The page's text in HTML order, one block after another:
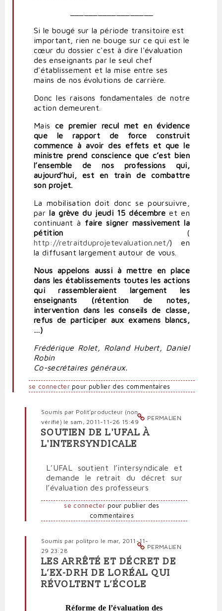
Si le bougé sur la période transitoire est
important, rien ne bouge sur ce qui est le
cœur du dossier c'est à dire l'évaluation
des enseignants par le seul chef
d'établissement et la mise entre ses
mains de nos évolutions de carrière.
Donc les raisons fondamentales de notre
action demeurent.
Mais ce premier recul met en évidence
que le rapport de force construit
commence à avoir des effets et que le
ministre prend conscience que c’est bien
l’ensemble de nos professions qui,
aujourd’hui, est en train de combattre
son projet.
La mobilisation doit donc se poursuivre,
parla grève du jeudi 15 décembreet en
continuant à faire signer massivement la
pétition (
http://retraitduprojetevaluation.net/) en
la diffusant largement autour de vous.
Nous appelons aussi à mettre en place
dans les établissements toutes les actions
qui rassembleraient largement les
enseignants (rétention de notes,
intervention dans les conseils de classe,
refus de participer aux examens blancs,
…)
Frédérique Rolet, Roland Hubert, Daniel
Robin
Co-secrétaires généraux.
se connecterpour publier des commentaires
PERMALIEN
Soumis par Polit'producteur (non
vérifié) le sam, 2011-11-26 15:49
En
réponse
Évaluation
des
personnels
SOUTIEN DE L'UFAL À
L'INTERSYNDICALE
L’UFAL soutient l’intersyndicale et
demande le retrait du décret sur
l’évaluation des professeurs
se connecter pour publier des
commentaires
PERMALIEN
Soumis par politpro le mar, 2011-11-
29 23:28
En
réponse
à
LES ARRÊTÉ ET DÉCRET DE
L’EX-DRH DE LORÉAL QUI
RÉVOLTENT L’ÉCOLE
Réforme de l’évaluation des